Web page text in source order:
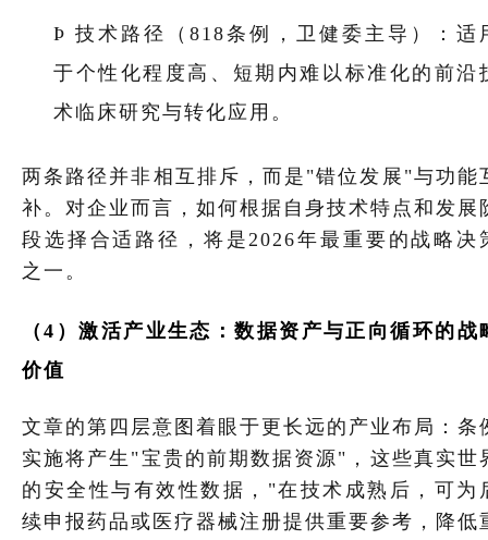
Þ技术路径（818条例，卫健委主导）：适
于个性化程度高、短期内难以标准化的前沿
术临床研究与转化应用。
两条路径并非相互排斥，而是"错位发展"与功能
补。对企业而言，如何根据自身技术特点和发展
段选择合适路径，将是2026年最重要的战略决
之一。
（4 ）激活产业生态：数据资产与正向循环的战
价值
文章的第四层意图着眼于更长远的产业布局：条
实施将产生"宝贵的前期数据资源"，这些真实世
的安全性与有效性数据，"在技术成熟后，可为
续申报药品或医疗器械注册提供重要参考，降低